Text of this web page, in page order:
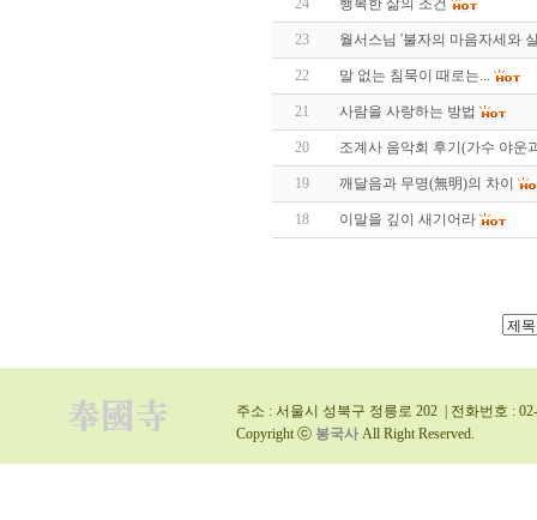
24 행복한 삶의 조건
23 월서스님 '불자의 마음자세와
22 말 없는 침묵이 때로는...
21 사람을 사랑하는 방법
20 조계사 음악회 후기(가수 야운
19 깨달음과 무명(無明)의 차이
18 이말을 깊이 새기어라
주소 : 서울시 성북구 정릉로 202 | 전화번호 :
Copyright ⓒ 봉국사 All Right Reserved.